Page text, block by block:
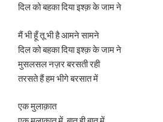
दिल को बहका दिया इश्क़ के जाम ने
मैं भी हूँ तू भी है आमने सामने
दिल को बहका दिया इश्क़ के जाम ने
मुसलसल नज़र बरसती रही
तरसते हैं हम भीगे बरसात में
एक मुलाक़ात